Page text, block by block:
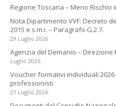
Regione Toscana – Meno Rischio
Nota Dipartimento VVF: Decreto
2015 e s.m.i. – Paragrafo G.2.7.
29 Luglio 2026
Agenzia del Demanio – Direzione
Luglio 2026
Voucher formativi individuali
professionisti
21 Luglio 2026